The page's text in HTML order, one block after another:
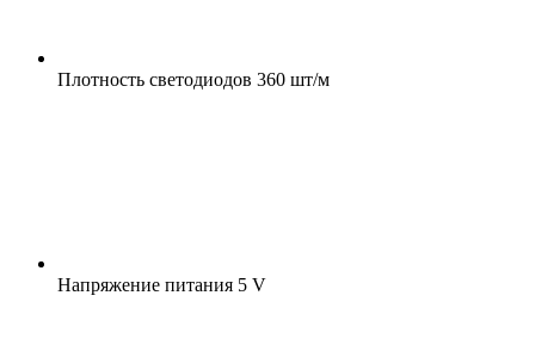
Плотность светодиодов 360 шт/м
Напряжение питания 5 V